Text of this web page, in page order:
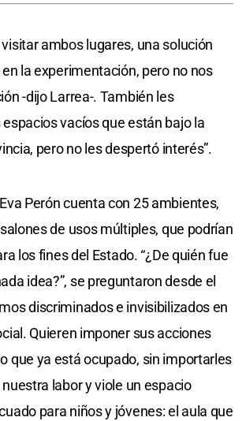
ambos lugares, una solución
la experimentación, pero no nos
-dijo Larrea-. También les
vacíos que están bajo la
pero no les despertó interés”.
Perón cuenta con 25 ambientes,
de usos múltiples, que podrían
los fines del Estado. “¿De quién fue
idea?”, se preguntaron desde el
discriminados e invisibilizados en
Quieren imponer sus acciones
que ya está ocupado, sin importarles
labor y viole un espacio
para niños y jóvenes: el aula que